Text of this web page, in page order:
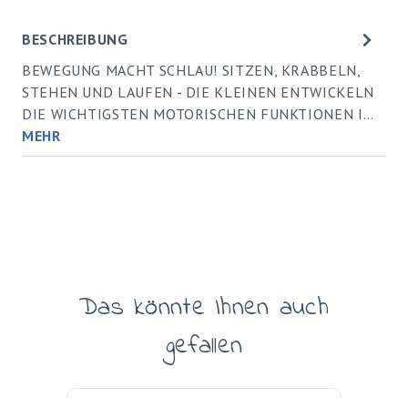
BESCHREIBUNG
BEWEGUNG MACHT SCHLAU! SITZEN, KRABBELN,
STEHEN UND LAUFEN - DIE KLEINEN ENTWICKELN
DIE WICHTIGSTEN MOTORISCHEN FUNKTIONEN I…
MEHR
Produktgalerie überspringen
Das könnte Ihnen auch
gefallen